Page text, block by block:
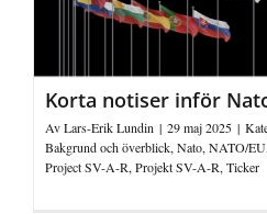
Korta notiser inför
AvLars-Erik Lundin | 29 maj 2025 |
Bakgrund och överblick,Nato,NATO/EU
Project SV-A-R,Projekt SV-A-R,Ticker